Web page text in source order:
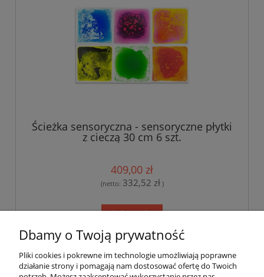
Ścieżka sensoryczna - sensoryczne płytki
z cieczą 30 cm 6 szt.
409,00 zł
(netto: 332,52 zł)
do koszyka
Pomoc
Dbamy o Twoją prywatność
Pliki cookies i pokrewne im technologie umożliwiają poprawne
działanie strony i pomagają nam dostosować ofertę do Twoich